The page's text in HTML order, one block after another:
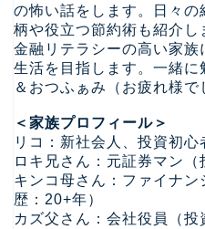
の怖い話をします。日々
柄や役立つ節約術も紹介し
金融リテラシーの高い家
生活を目指します。一緒に
＆おつふぁみ（お疲れ様で
＜家族プロフィール＞
リコ：新社会人、投資初心
ロキ兄さん：元証券マン（
キンコ母さん：ファイナ
歴：20+年）
カズ父さん：会社役員（投